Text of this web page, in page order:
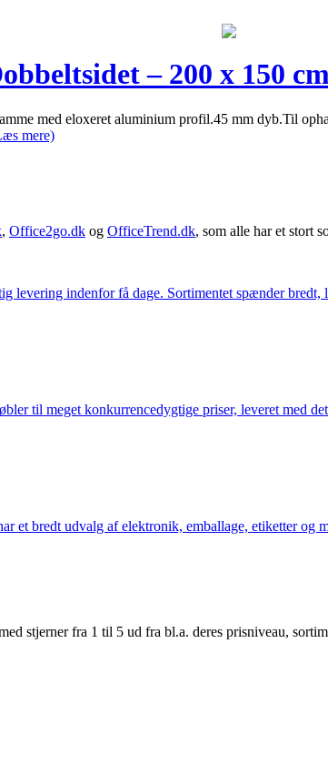
– 200 x 150
med eloxeret aluminium profil.45 mm dyb.Til
mere)
, Office2go.dk og OfficeTrend.dk, som alle har et stort
levering indenfor få dage. Sortimentet spænder
til meget konkurrencedygtige priser, leveret med
et bredt udvalg af elektronik, emballage, etiketter
stjerner fra 1 til 5 ud fra bl.a. deres prisniveau,